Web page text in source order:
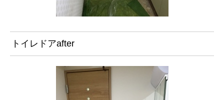
トイレドアafter